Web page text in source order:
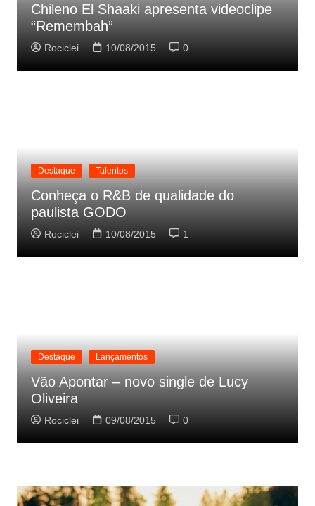
Chileno El Shaaki apresenta videoclipe
“Remembah”
Rociclei 10/08/2015 0
Destaque Talentos
Conheça o R&B de qualidade do
paulista GODO
Rociclei 10/08/2015 1
Destaque Lançamentos
Vão Apontar – novo single de Lucy
Oliveira
Rociclei 09/08/2015 0